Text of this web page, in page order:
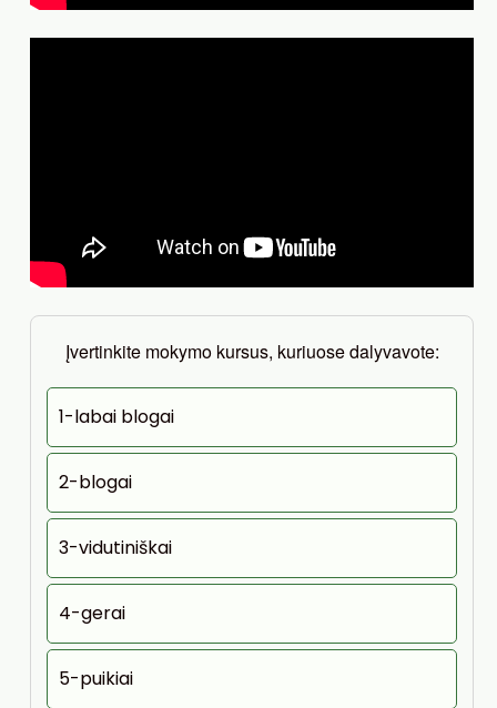
Įvertinkite mokymo kursus, kuriuose dalyvavote:
1-labai blogai
2-blogai
3-vidutiniškai
4-gerai
5-puikiai